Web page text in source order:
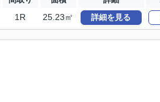
1R 25.23㎡ 詳細を見る